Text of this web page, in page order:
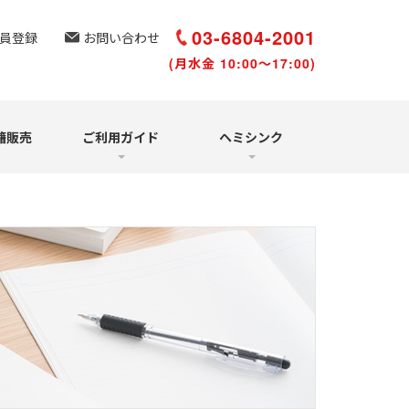
登録 お問い合わせ 03-6804-2001
(月水金 10:00～17:00)
販売 ご利用ガイド
再受講について
ヘミシンク